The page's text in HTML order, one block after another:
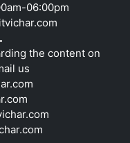
06:00pm
the content on
us